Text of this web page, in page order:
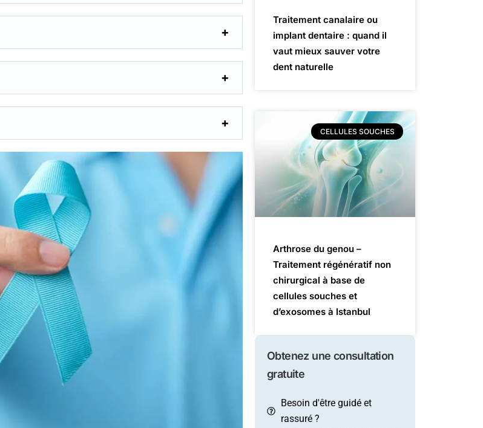
Traitement canalaire ou
implant dentaire : quand il
vaut mieux sauver votre
dent naturelle
CELLULES SOUCHES
Arthrose du genou –
Traitement régénératif non
chirurgical à base de
cellules souches et
d’exosomes à Istanbul
Obtenez une consultation
gratuite
Besoin d'être guidé et
rassuré ?